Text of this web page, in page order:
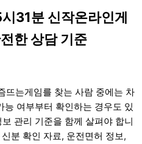
31분 신작온라인게
한 상담 기준
뜨는게임를 찾는 사람 중에는 차
여부부터 확인하는 경우도 있
관리 기준을 함께 살펴야 합니
분 확인 자료, 운전면허 정보,